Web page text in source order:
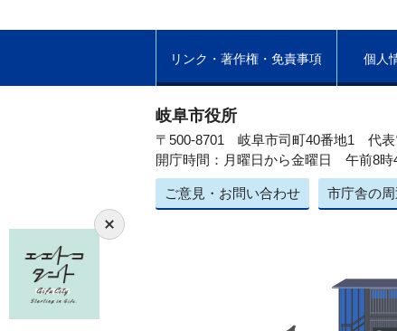
リンク・著作権・免責事項 個人
岐阜市役所
〒500-8701 岐阜市司町40番地1 代
開庁時間：月曜日から金曜日 午前8時
ご意見・お問い合わせ 市庁舎の